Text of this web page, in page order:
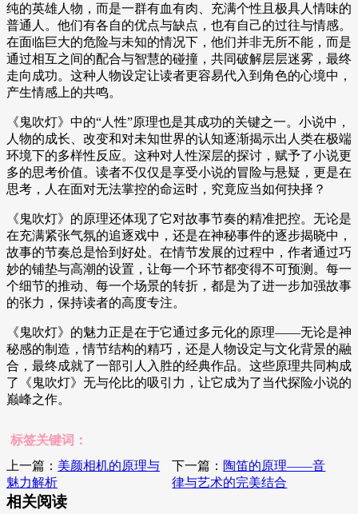
纯的英雄人物，而是一群有血有肉、充满个性且极具人情味的
普通人。他们有各自的优点与缺点，也有自己的过往与情感。
在面临巨大的危险与未知的情况下，他们并非无所不能，而是
通过相互之间的配合与智慧的碰撞，共同破解层层迷雾，最终
走向成功。这种人物设定让读者更容易代入到角色的心境中，
产生情感上的共鸣。
《鬼吹灯》中的“人性”原理也是其成功的关键之一。小说中，
人物的成长、改变和对未知世界的认知逐渐揭示出人类在极端
环境下的多样性反应。这种对人性深层的探讨，赋予了小说更
多的思考价值。读者不仅仅是享受小说的冒险与悬疑，更是在
思考，人在面对无法掌控的命运时，究竟应当如何抉择？
《鬼吹灯》的原理还体现了它对故事节奏的精准把控。无论是
在充满紧张气氛的追逐戏中，还是在神秘事件的逐步揭晓中，
故事的节奏总是恰到好处。在情节发展的过程中，作者通过巧
妙的铺垫与高潮的设置，让每一个环节都变得不可预测。每一
个细节的推动、每一个场景的转折，都是为了进一步加强故事
的张力，保持读者的高度专注。
《鬼吹灯》的魅力正是在于它通过多元化的原理——无论是神
秘感的制造，情节结构的精巧，还是人物设定与文化背景的融
合，最终成就了一部引人入胜的经典作品。这些原理共同构成
了《鬼吹灯》无与伦比的吸引力，让它成为了当代探险小说的
巅峰之作。
标签关键词：
上一篇： 美颜相机的原理与
魅力解析
下一篇： 陶笛的原理——音
律与艺术的完美结合
相关阅读